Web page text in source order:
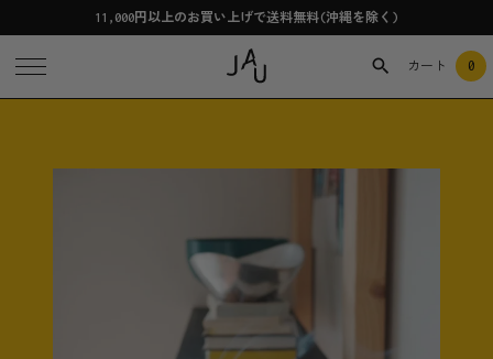
11,000円以上のお買い上げで送料無料(沖縄を除く)
カート 0